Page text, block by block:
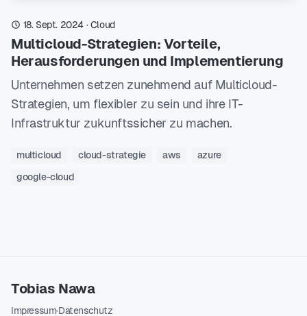
18. Sept. 2024 ·Cloud
Multicloud-Strategien: Vorteile,
Herausforderungen und Implementierung
Unternehmen setzen zunehmend auf Multicloud-
Strategien, um flexibler zu sein und ihre IT-
Infrastruktur zukunftssicher zu machen.
multicloud cloud-strategie aws
azure
google-cloud
Tobias Nawa
Impressum·Datenschutz